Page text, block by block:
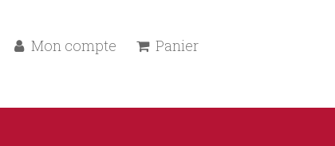
Mon compte Panier